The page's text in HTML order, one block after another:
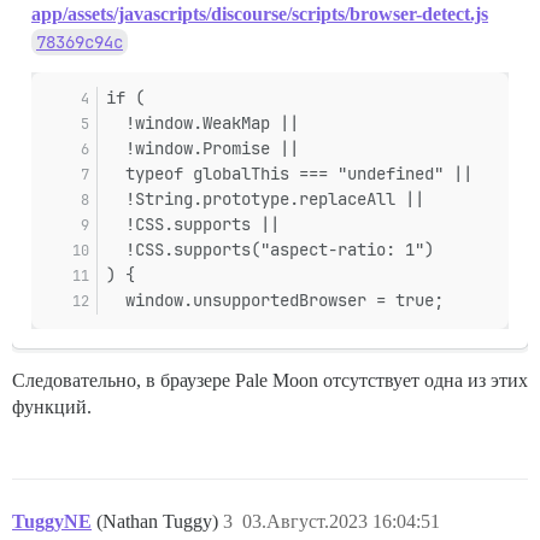
app/assets/javascripts/discourse/scripts/browser-detect.js
78369c94c
if (
  !window.WeakMap ||
  !window.Promise ||
  typeof globalThis === "undefined" ||
  !String.prototype.replaceAll ||
  !CSS.supports ||
  !CSS.supports("aspect-ratio: 1")
) {
  window.unsupportedBrowser = true;
Следовательно, в браузере Pale Moon отсутствует одна из этих
функций.
TuggyNE (Nathan Tuggy) 03.Август.2023 16:04:51
3